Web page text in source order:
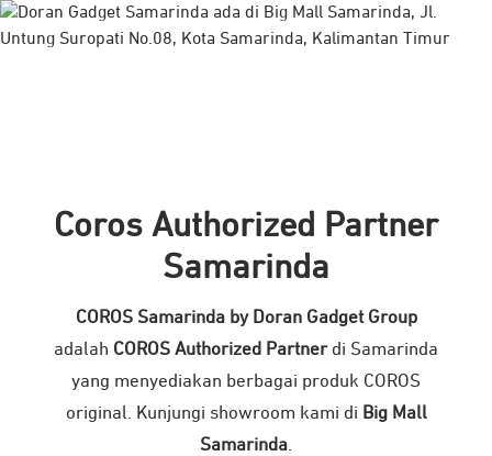
Coros Authorized Partner
Samarinda
COROS Samarinda by Doran Gadget Group
adalah COROS Authorized Partnerdi Samarinda
yang menyediakan berbagai produk COROS
original. Kunjungi showroom kami di Big Mall
Samarinda.